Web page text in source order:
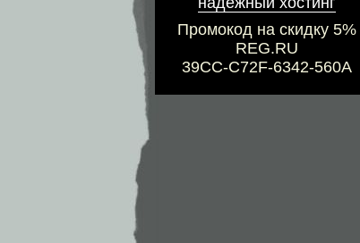
Промокод на скидку 5%
REG.RU
39CC-C72F-6342-560A